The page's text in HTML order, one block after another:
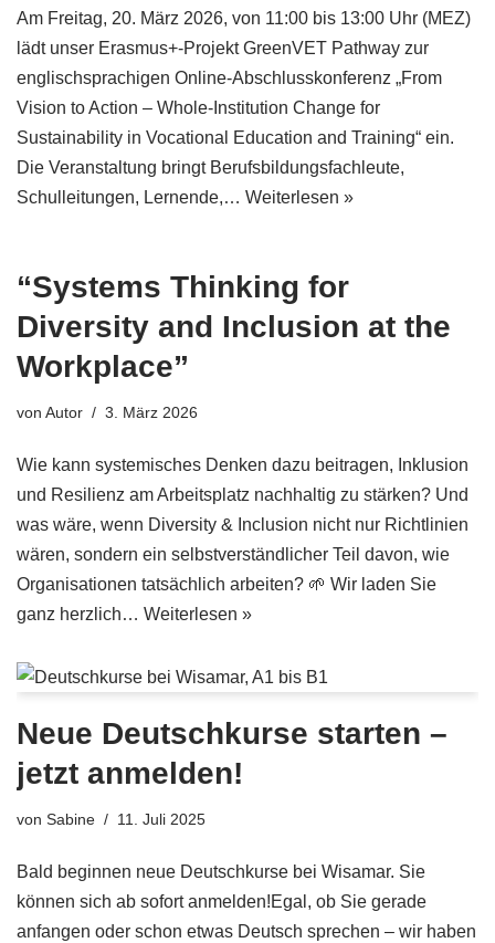
Am Freitag, 20. März 2026, von 11:00 bis 13:00 Uhr (MEZ)
lädt unser Erasmus+-Projekt GreenVET Pathway zur
englischsprachigen Online-Abschlusskonferenz „From
Vision to Action – Whole-Institution Change for
Sustainability in Vocational Education and Training“ ein.
Die Veranstaltung bringt Berufsbildungsfachleute,
Schulleitungen, Lernende,… Weiterlesen »
“Systems Thinking for
Diversity and Inclusion at the
Workplace”
von Autor 3. März 2026
Wie kann systemisches Denken dazu beitragen, Inklusion
und Resilienz am Arbeitsplatz nachhaltig zu stärken? Und
was wäre, wenn Diversity & Inclusion nicht nur Richtlinien
wären, sondern ein selbstverständlicher Teil davon, wie
Organisationen tatsächlich arbeiten? 🌱 Wir laden Sie
ganz herzlich… Weiterlesen »
Neue Deutschkurse starten –
jetzt anmelden!
von Sabine 11. Juli 2025
Bald beginnen neue Deutschkurse bei Wisamar. Sie
können sich ab sofort anmelden!Egal, ob Sie gerade
anfangen oder schon etwas Deutsch sprechen – wir haben